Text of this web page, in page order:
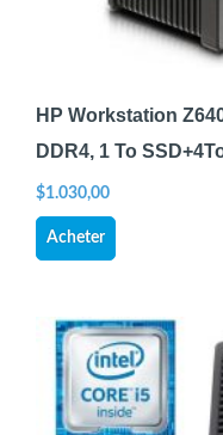
HP Workstation
DDR4, 1 To
$1.030,00
Acheter